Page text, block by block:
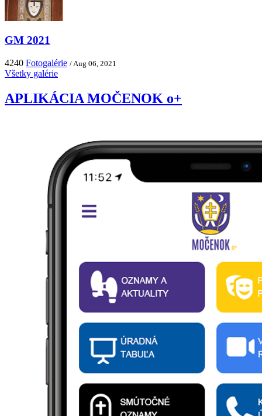
GM 2021
4240 Fotogalérie / Aug 06, 2021
Všetky galérie
APLIKÁCIA MOČENOK o+